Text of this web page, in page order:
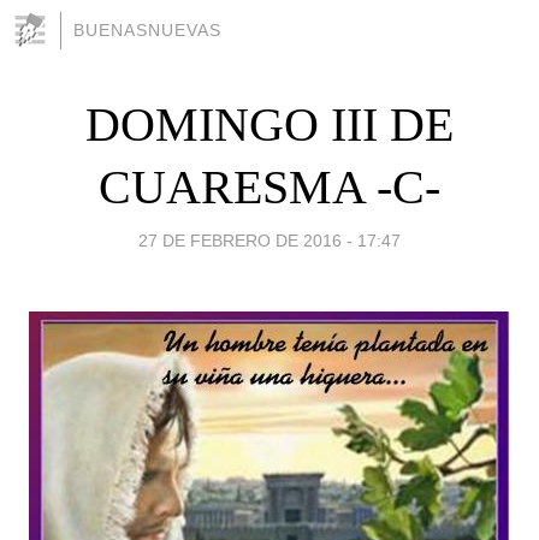
BUENASNUEVAS
DOMINGO III DE
CUARESMA -C-
27 DE FEBRERO DE 2016 - 17:47